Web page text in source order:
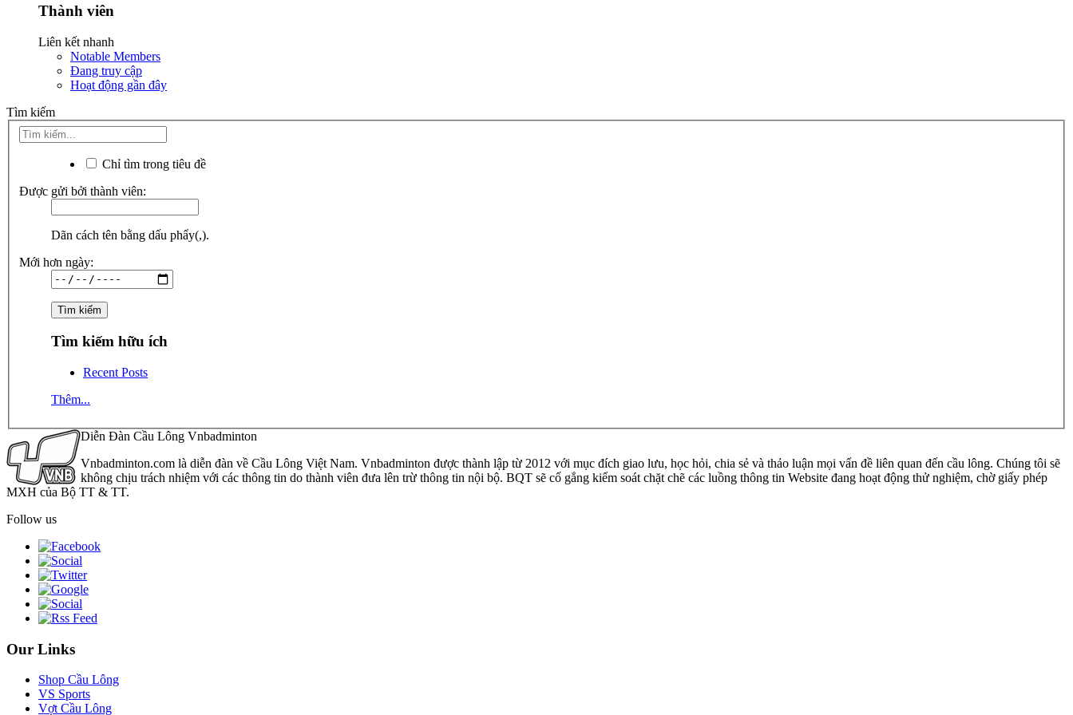
Thành viên
Liên kết nhanh
Notable Members
Đang truy cập
Hoạt động gần đây
Tìm kiếm
Chỉ tìm trong tiêu đề
Được gửi bởi thành viên:
Dãn cách tên bằng dấu phẩy(,).
Mới hơn ngày:
Tìm kiếm hữu ích
Recent Posts
Thêm...
Diễn Đàn Cầu Lông Vnbadminton
Vnbadminton.com là diễn đàn về Cầu Lông Việt Nam. Vnbadminton được thành lập từ 2012 với mục đích giao lưu, học hỏi, chia sẻ và thảo luận mọi vấn đề liên quan đến cầu lông. Chúng tôi sẽ
không chịu trách nhiệm với các thông tin do thành viên đưa lên trừ thông tin nội bộ. BQT sẽ cố gắng kiểm soát chặt chẽ các luồng thông tin Website đang hoạt động thử nghiệm, chờ giấy phép
MXH của Bộ TT & TT.
Follow us
Our Links
Shop Cầu Lông
VS Sports
Vợt Cầu Lông